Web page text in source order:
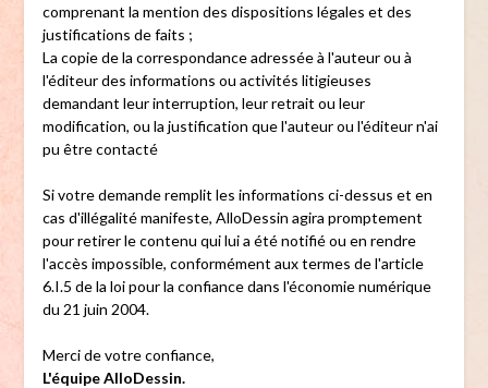
comprenant la mention des dispositions légales et des
justifications de faits ;
La copie de la correspondance adressée à l'auteur ou à
l'éditeur des informations ou activités litigieuses
demandant leur interruption, leur retrait ou leur
modification, ou la justification que l'auteur ou l'éditeur n'ai
pu être contacté
Si votre demande remplit les informations ci-dessus et en
cas d'illégalité manifeste, AlloDessin agira promptement
pour retirer le contenu qui lui a été notifié ou en rendre
l'accès impossible, conformément aux termes de l'article
6.I.5 de la loi pour la confiance dans l'économie numérique
du 21 juin 2004.
Merci de votre confiance,
L'équipe AlloDessin.